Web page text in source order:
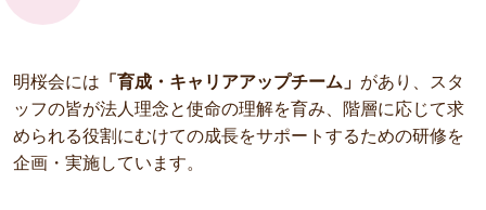
明桜会には 「育成・キャリアアップチーム」 があり、スタ
ッフの皆が法人理念と使命の理解を育み、階層に応じて求
められる役割にむけての成長をサポートするための研修を
企画・実施しています。